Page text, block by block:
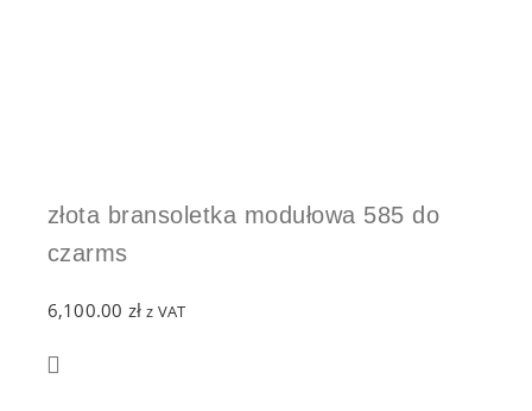
złota bransoletka modułowa 585 do
czarms
6,100.00 zł z VAT